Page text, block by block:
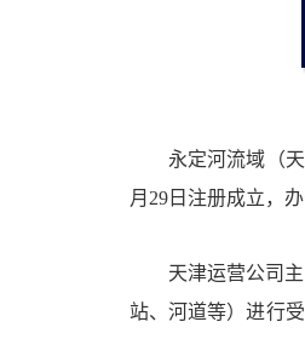
永定河流域（
月29日注册成立，
天津运营公司
站、河道等）进行